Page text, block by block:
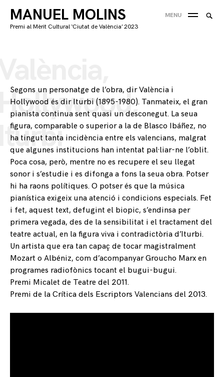
Skip
toMANUEL MOLINS
Premi al Mèrit Cultural ‘Ciutat de València’ 2023
MENU
Segons un personatge de l’obra, dir València i
Hollywood és dir Iturbi (1895-1980). Tanmateix, el gran
pianista continua sent quasi un desconegut. La seua
figura, comparable o superior a la de Blasco Ibáñez, no
ha tingut tanta incidència entre els valencians, malgrat
que algunes institucions han intentat pal·liar-ne l’oblit.
Poca cosa, però, mentre no es recupere el seu llegat
sonor i s’estudie i es difonga a fons la seua obra. Potser
hi ha raons polítiques. O potser és que la música
pianística exigeix una atenció i condicions especials. Fet
i fet, aquest text, defugint el biopic, s’endinsa per
primera vegada, des de la sensibilitat i el tractament del
teatre actual, en la figura viva i contradictòria d’Iturbi.
Un artista que era tan capaç de tocar magistralment
Mozart o Albéniz, com d’acompanyar Groucho Marx en
programes radiofònics tocant el bugui-bugui.
Premi Micalet de Teatre del 2011.
Premi de la Crítica dels Escriptors Valencians del 2013.